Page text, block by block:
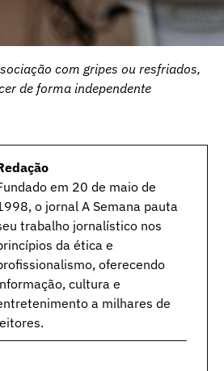
com gripes ou resfriados,
de forma independente
em 20 de maio de
o jornal A Semana pauta
trabalho jornalístico nos
da ética e
oferecendo
cultura e
a milhares de